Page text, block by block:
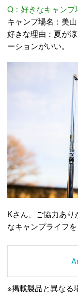
Q：好きなキャンプ
キャンプ場名：美
好きな理由：夏が
ーションがいい。
Kさん、ご協力あ
なキャンプライフを
※掲載製品と異なる